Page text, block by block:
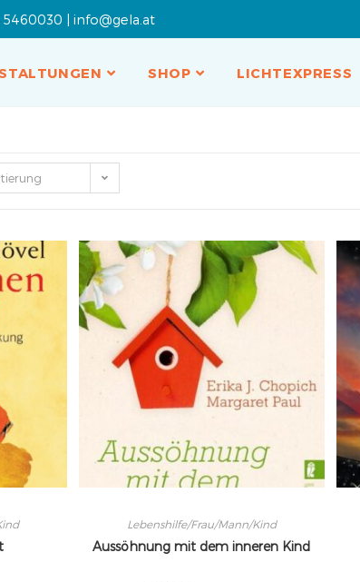
5460030 | info@gela.at
SHOP LICHTEXPRESS
Lebenshilfe/Frau/Mann/Kind
Aussöhnung mit dem inneren Kind